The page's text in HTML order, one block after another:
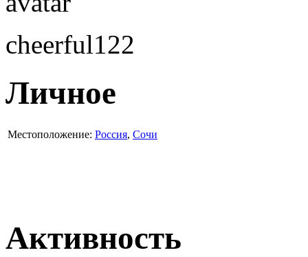
cheerful122
Личное
Местоположение: Россия, Сочи
Активность